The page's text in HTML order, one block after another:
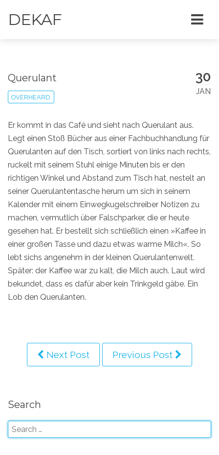
DEKAF
30
JAN
Querulant
OVERHEARD
Er kommt in das Café und sieht nach Querulant aus.
Legt einen Stoß Bücher aus einer Fachbuchhandlung für
Querulanten auf den Tisch, sortiert von links nach rechts,
ruckelt mit seinem Stuhl einige Minuten bis er den
richtigen Winkel und Abstand zum Tisch hat, nestelt an
seiner Querulantentasche herum um sich in seinem
Kalender mit einem Einwegkugelschreiber Notizen zu
machen, vermutlich über Falschparker, die er heute
gesehen hat. Er bestellt sich schließlich einen »Kaffee in
einer großen Tasse und dazu etwas warme Milch«. So
lebt sichs angenehm in der kleinen Querulantenwelt.
Später: der Kaffee war zu kalt, die Milch auch. Laut wird
bekundet, dass es dafür aber kein Trinkgeld gäbe. Ein
Lob den Querulanten.
Next Post Previous Post
Search